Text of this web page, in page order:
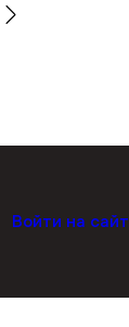
Войти на сайт